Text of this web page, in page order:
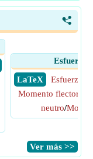
<
Esfuerzo
​ LaTeX
Esfuerzo
Momento flector
neutro/
​Ver más >>